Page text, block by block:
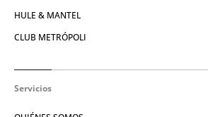
HULE & MANTEL
CLUB METRÓPOLI
Servicios